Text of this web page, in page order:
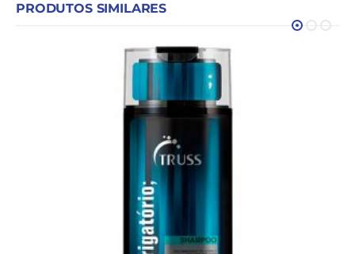
PRODUTOS SIMILARES